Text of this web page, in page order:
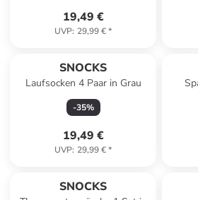
19,49 €
UVP: 29,99 €*
SNOCKS
Laufsocken 4 Paar in Grau
-35%
19,49 €
UVP: 29,99 €*
SNOCKS